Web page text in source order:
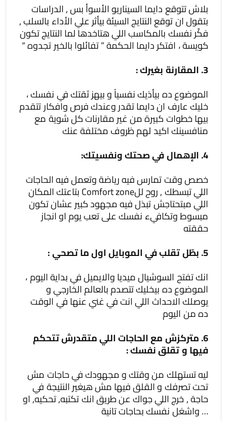
بلاش تتوقع دايما السيناريو الأسوأ بس , الدراسات
بتقول ان توقع النتايج السيئة بيأثر علي الأداء بالسلب ,
فكّر نفسك بالمكاسب اللي هتاخدها لما النتايج تكون
كويسة ، افتكر دايما الحكمة ” تفائلوا بالخير تجدوه “
3. المقارنة بغيرك :
الموضوع ده بيأذيك نفسياً و بيهز ثقتك في نفسك ،
خليك عارف ان دايما تقدر وعندك فرص وافكار تتقدم
بيها خطوات كبيرة من غير مقارنات كل شوية مع
منافسينك اكيد لهم ظروف مختلفة عنك
4. الإهمال في صحتك ونفسيتك:
خصص وقت تمارس فيه رياضة وتعمل فيه الحاجات
اللي تبسطك , روح للComfort zone بتاعتك المكان
اللي مبتحتاجش تبذل فيه مجهود كبير عشان تكون
مبسوط وتكافيء نفسك على تعب يوم او انجاز
حققته
5. بطّل تقلب في الموبايل اول ما تصحي :
انك تفتح السوشيال ميديا والايميل في بداية اليوم ،
الموضوع ده بيخليك تتصدم بالعالم الخارجي و
يوصلك الاحداث اللي انت في غني عنها في الوقت
ده من اليوم
6. متركزش مع الحاجات اللي متقدرش تتحكم
فيها و تقلق نفسك :
ليه تستهلك من وقتك و مجهودك في حاجات مش
تحت تصرفك و القلق فيها مش هيغير النتيجة في
حاجة , خرج اللي جواك عن طريق انك تكتبه, تحكيه, او
… واشغل نفسك بحاجات تانية